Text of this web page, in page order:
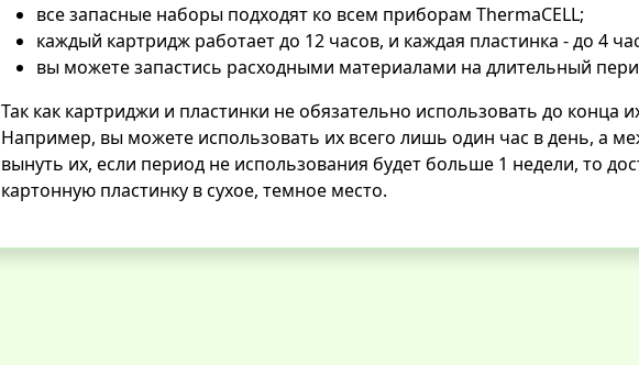
все запасные наборы подходят ко всем приборам ThermaCELL;
каждый картридж работает до 12 часов, и каждая пластинка - до 4
вы можете запастись расходными материалами на длительный
Так как картриджи и пластинки не обязательно использовать до конца
Например, вы можете использовать их всего лишь один час в день, а
вынуть их, если период не использования будет больше 1 недели, то
картонную пластинку в сухое, темное место.